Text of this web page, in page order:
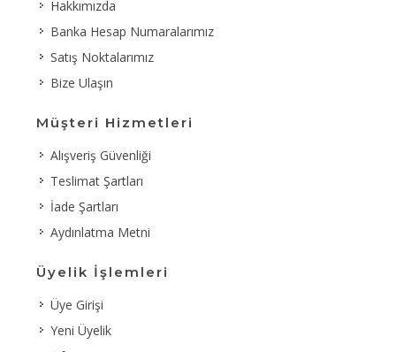
Hakkımızda
Banka Hesap Numaralarımız
Satış Noktalarımız
Bize Ulaşın
Müşteri Hizmetleri
Alışveriş Güvenliği
Teslimat Şartları
İade Şartları
Aydınlatma Metni
Üyelik İşlemleri
Üye Girişi
Yeni Üyelik